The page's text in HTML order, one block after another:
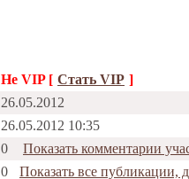
Не VIP [ Стать VIP ]
26.05.2012
26.05.2012 10:35
0
Показать комментарии
0
Показать все публикации,